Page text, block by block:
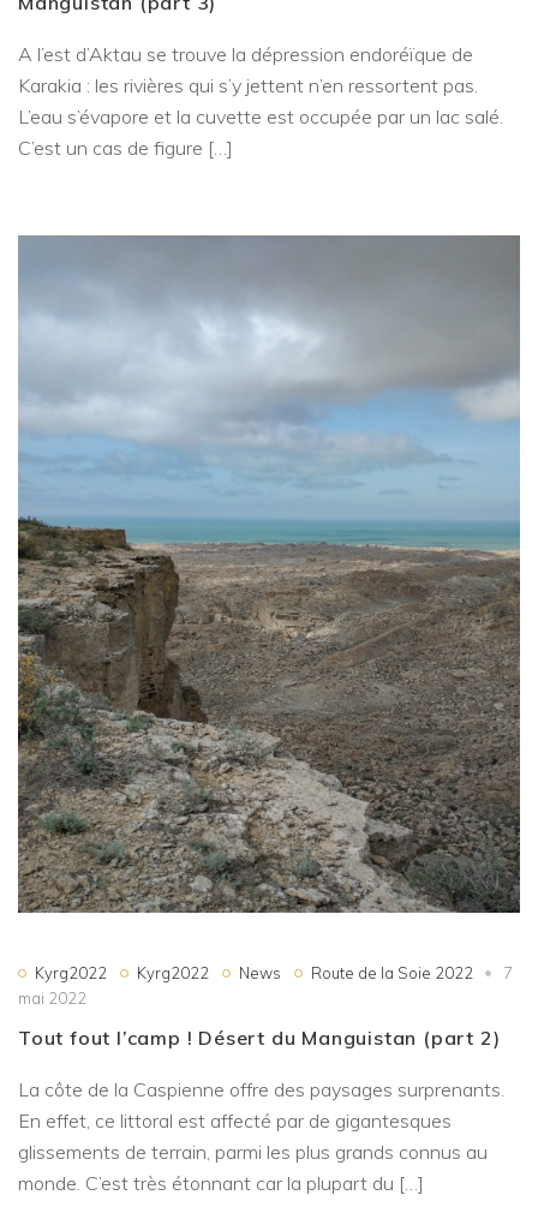
A l’est d’Aktau se trouve la dépression endoréïque de
Karakia : les rivières qui s’y jettent n’en ressortent pas.
L’eau s’évapore et la cuvette est occupée par un lac salé.
C’est un cas de figure […]
Kyrg2022 Kyrg2022 News Route de la Soie 2022
7
mai 2022
Tout fout l’camp ! Désert du Manguistan (part 2)
La côte de la Caspienne offre des paysages surprenants.
En effet, ce littoral est affecté par de gigantesques
glissements de terrain, parmi les plus grands connus au
monde. C’est très étonnant car la plupart du […]